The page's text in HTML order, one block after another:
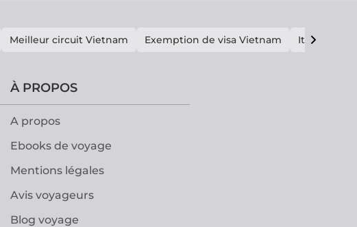
Meilleur circuit Vietnam Exemption de visa Vietnam Itinéraire
À PROPOS
A propos
Ebooks de voyage
Mentions légales
Avis voyageurs
Blog voyage